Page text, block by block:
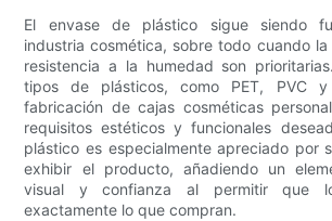
El envase de plástico sigue siendo
industria cosmética, sobre todo cuando
resistencia a la humedad son
tipos de plásticos, como PET, PVC
fabricación de cajas cosméticas
requisitos estéticos y funcionales
plástico es especialmente apreciado por
exhibir el producto, añadiendo un
visual y confianza al permitir que
exactamente lo que compran.